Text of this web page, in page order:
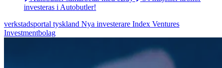
investeras i Autobutler!
verkstadsportal tyskland Nya investerare Index Ventures
Investmentbolag